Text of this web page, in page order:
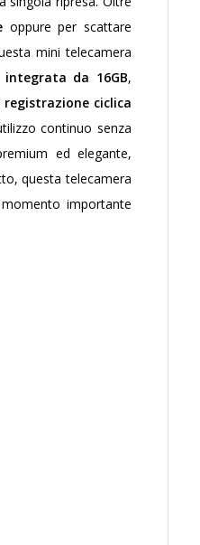
oppure per scattare
mini telecamera
da 16GB,
registrazione ciclica
continuo senza
ed elegante,
questa telecamera
importante